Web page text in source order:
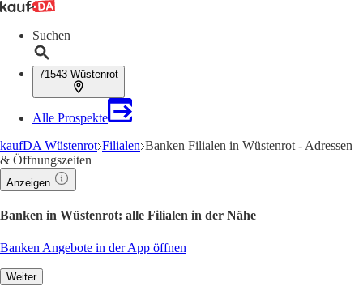
Suchen
71543 Wüstenrot
Alle Prospekte
kaufDA Wüstenrot Filialen Banken Filialen in Wüstenrot - Adressen
& Öffnungszeiten
Anzeigen
Banken in Wüstenrot: alle Filialen in der Nähe
Banken Angebote in der App öffnen
Weiter